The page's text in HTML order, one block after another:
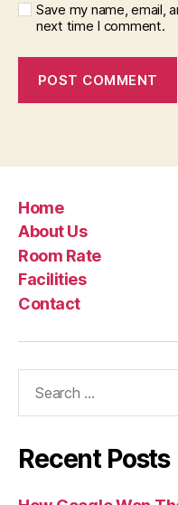
Save my name, email,
next time I comment.
Home
About Us
Room Rate
Facilities
Contact
Recent Posts